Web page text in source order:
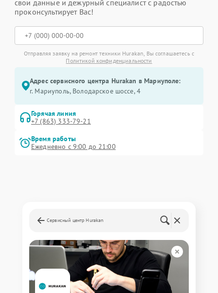
свои данные и дежурный специалист с радостью
проконсультирует Вас!
Отправляя заявку на ремонт техники Hurakan, Вы соглашаетесь с
Политикой конфиденциальности
Адрес сервисного центра Hurakan в Мариуполе:
г. Мариуполь, Володарское шоссе, 4
Горячая линия
+7 (863) 333-79-21
Время работы
Ежедневно с 9:00 до 21:00
Сервисный центр Hurakan